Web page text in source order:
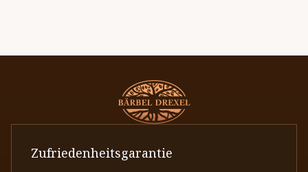
Zufriedenheitsgarantie